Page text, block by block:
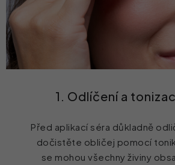
1. Odlíčení a
Před aplikací séra důkladně
dočistěte obličej pomocí
se mohou všechny živiny